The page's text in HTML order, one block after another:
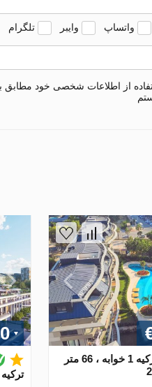
واتساپ وایبر تلگرام
از اطلاعات شخصی خود
آپارتمان در Oba ، ترکیه 1 خوابه ، 66 متر
ترکیه 66 متر مربع. شماره 176762